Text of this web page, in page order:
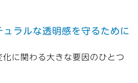
ラルな透明感を守るために
に関わる大きな要因のひとつ